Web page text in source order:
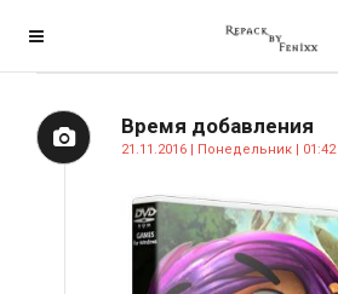
Время добавления
21.11.2016 | Понедельник | 01:42